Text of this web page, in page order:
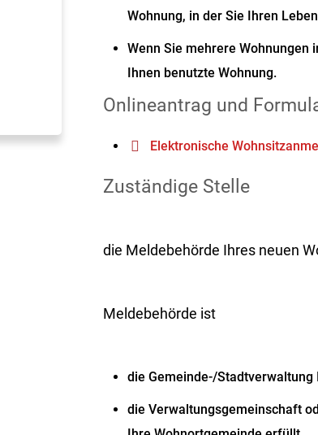
Wohnung, in der Sie Ihren
Wenn Sie mehrere Wohnungen
Ihnen benutzte Wohnung.
Onlineantrag und
Elektronische
Zuständige Stelle
die Meldebehörde Ihres neuen
Meldebehörde ist
die Gemeinde-/Stadtverwaltung
die Verwaltungsgemeinschaft